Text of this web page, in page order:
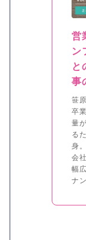
営
ン
と
事
笹
卒
量
る
身
会
幅
ナ